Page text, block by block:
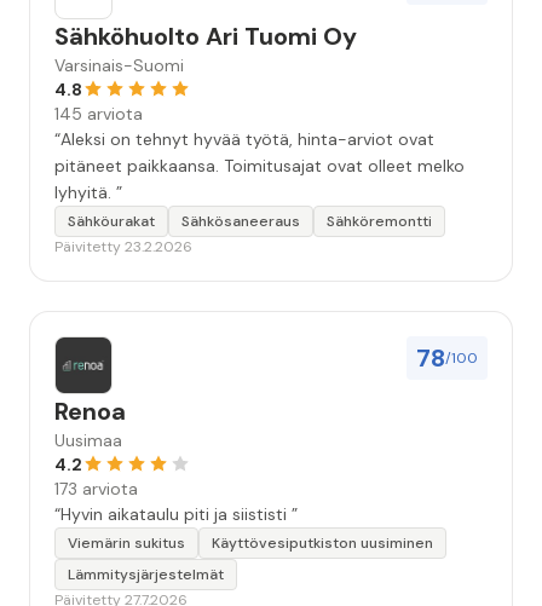
Sähköhuolto Ari Tuomi Oy
Varsinais-Suomi
4.8
145 arviota
“Aleksi on tehnyt hyvää työtä, hinta-arviot ovat
pitäneet paikkaansa. Toimitusajat ovat olleet melko
lyhyitä. ”
Sähköurakat Sähkösaneeraus
Sähköremontti
Päivitetty 23.2.2026
78/100
Renoa
Uusimaa
4.2
173 arviota
“Hyvin aikataulu piti ja siististi ”
Viemärin sukitus
Käyttövesiputkiston uusiminen
Lämmitysjärjestelmät
Päivitetty 27.7.2026